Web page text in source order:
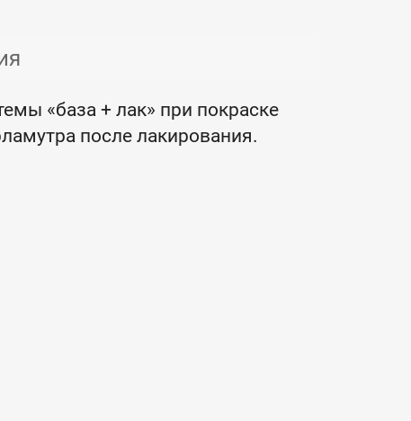
«база + лак» при покраске
после лакирования.